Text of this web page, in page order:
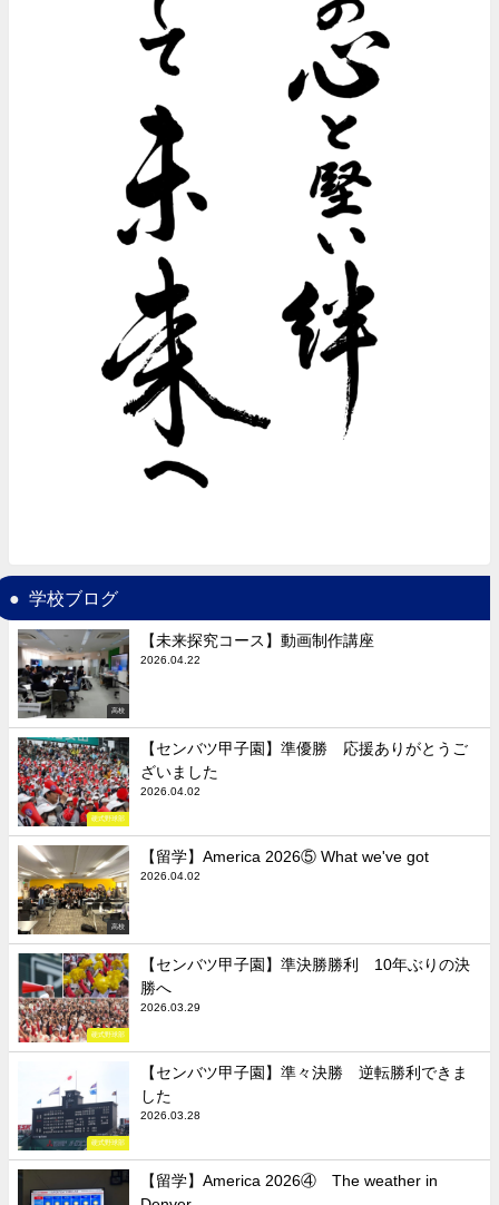
学校ブログ
高校
【未来探究コース】動画制作講座
2026.04.22
硬式野球部
【センバツ甲子園】準優勝 応援ありがとうご
ざいました
2026.04.02
高校
【留学】America 2026⑤ What we've got
2026.04.02
硬式野球部
【センバツ甲子園】準決勝勝利 10年ぶりの決
勝へ
2026.03.29
硬式野球部
【センバツ甲子園】準々決勝 逆転勝利できま
した
2026.03.28
【留学】America 2026④ The weather in